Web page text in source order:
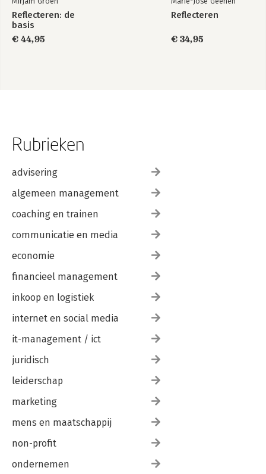
Reflecteren: de
basis
€ 44,95
Reflecteren
€ 34,95
Rubrieken
advisering
algemeen management
coaching en trainen
communicatie en media
economie
financieel management
inkoop en logistiek
internet en social media
it-management / ict
juridisch
leiderschap
marketing
mens en maatschappij
non-profit
ondernemen